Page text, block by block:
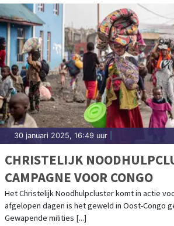
30 januari 2025, 16:49 uur
CHRISTELIJK
CAMPAGNE VOOR CONGO
Het Christelijk Noodhulpcluster komt in actie
afgelopen dagen is het geweld in Oost-Congo
Gewapende milities [...]